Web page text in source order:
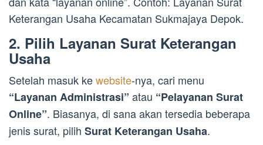
Keterangan Usaha Kecamatan Sukmajaya Depok.
2. Pilih Layanan Surat Keterangan
Usaha
Setelah masuk kewebsite-nya, cari menu
“Layanan Administrasi” atau “Pelayanan Surat
Online”. Biasanya, di sana akan tersedia beberapa
jenis surat, pilih Surat Keterangan Usaha.